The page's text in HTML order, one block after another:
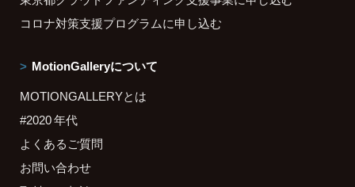
コロナ対策支援プログラムに申し込む
MotionGalleryについて
MOTIONGALLERYとは
#2020 年代
よくあるご質問
お問い合わせ